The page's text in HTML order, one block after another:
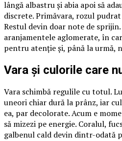
lângă albastru și abia apoi să
discrete. Primăvara, rozul
Restul devin doar note de sprijin.
aranjamentele aglomerate, în
pentru atenție și, până la urmă,
Vara și culorile care
Vara schimbă regulile cu totul.
uneori chiar dură la prânz, iar
ea, par decolorate. Acum e
să mizezi pe energie. Coralul,
galbenul cald devin dintr-odată